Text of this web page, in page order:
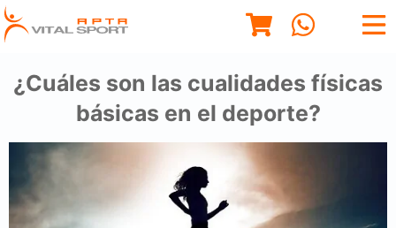
¿Cuáles son las cualidades físicas
básicas en el deporte?